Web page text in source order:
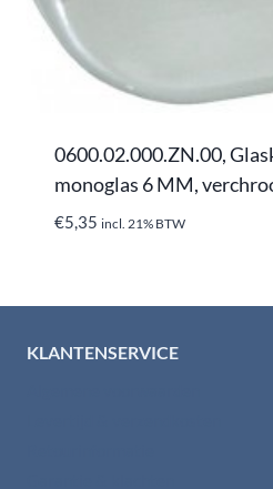
0600.02.000.ZN.00,
monoglas 6 MM,
€5,35 incl. 21% BTW
KLANTENSERVICE